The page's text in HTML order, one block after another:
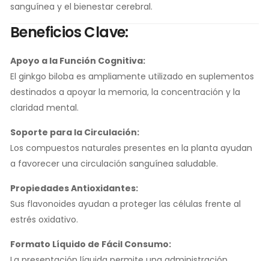
sanguínea y el bienestar cerebral.
Beneficios Clave:
Apoyo a la Función Cognitiva:
El ginkgo biloba es ampliamente utilizado en suplementos
destinados a apoyar la memoria, la concentración y la
claridad mental.
Soporte para la Circulación:
Los compuestos naturales presentes en la planta ayudan
a favorecer una circulación sanguínea saludable.
Propiedades Antioxidantes:
Sus flavonoides ayudan a proteger las células frente al
estrés oxidativo.
Formato Líquido de Fácil Consumo: